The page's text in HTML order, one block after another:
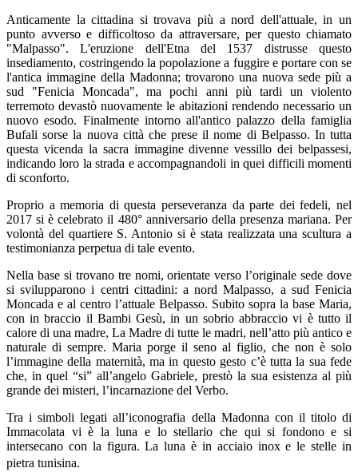
Anticamente la cittadina si trovava più a nord dell'attuale, in un
punto avverso e difficoltoso da attraversare, per questo chiamato
"Malpasso". L'eruzione dell'Etna del 1537 distrusse questo
insediamento, costringendo la popolazione a fuggire e portare con se
l'antica immagine della Madonna; trovarono una nuova sede più a
sud "Fenicia Moncada", ma pochi anni più tardi un violento
terremoto devastò nuovamente le abitazioni rendendo necessario un
nuovo esodo. Finalmente intorno all'antico palazzo della famiglia
Bufali sorse la nuova città che prese il nome di Belpasso. In tutta
questa vicenda la sacra immagine divenne vessillo dei belpassesi,
indicando loro la strada e accompagnandoli in quei difficili momenti
di sconforto.
Proprio a memoria di questa perseveranza da parte dei fedeli, nel
2017 si è celebrato il 480° anniversario della presenza mariana. Per
volontà del quartiere S. Antonio si è stata realizzata una scultura a
testimonianza perpetua di tale evento.
Nella base si trovano tre nomi, orientate verso l’originale sede dove
si svilupparono i centri cittadini: a nord Malpasso, a sud Fenicia
Moncada e al centro l’attuale Belpasso. Subito sopra la base Maria,
con in braccio il Bambi Gesù, in un sobrio abbraccio vi è tutto il
calore di una madre, La Madre di tutte le madri, nell’atto più antico e
naturale di sempre. Maria porge il seno al figlio, che non è solo
l’immagine della maternità, ma in questo gesto c’è tutta la sua fede
che, in quel “si” all’angelo Gabriele, prestò la sua esistenza al più
grande dei misteri, l’incarnazione del Verbo.
Tra i simboli legati all’iconografia della Madonna con il titolo di
Immacolata vi è la luna e lo stellario che qui si fondono e si
intersecano con la figura. La luna è in acciaio inox e le stelle in
pietra tunisina.